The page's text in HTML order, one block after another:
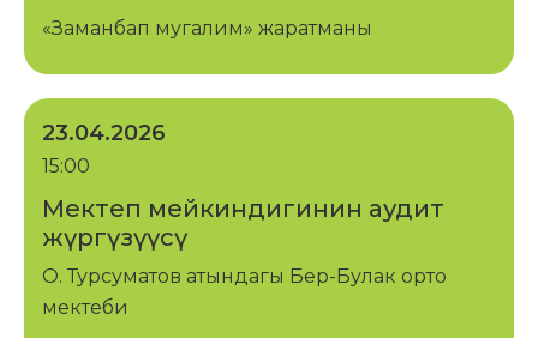
«Заманбап мугалим» жаратманы
23.04.2026
15:00
Мектеп мейкиндигинин аудит
жүргүзүүсү
О. Турсуматов атындагы Бер-Булак орто
мектеби